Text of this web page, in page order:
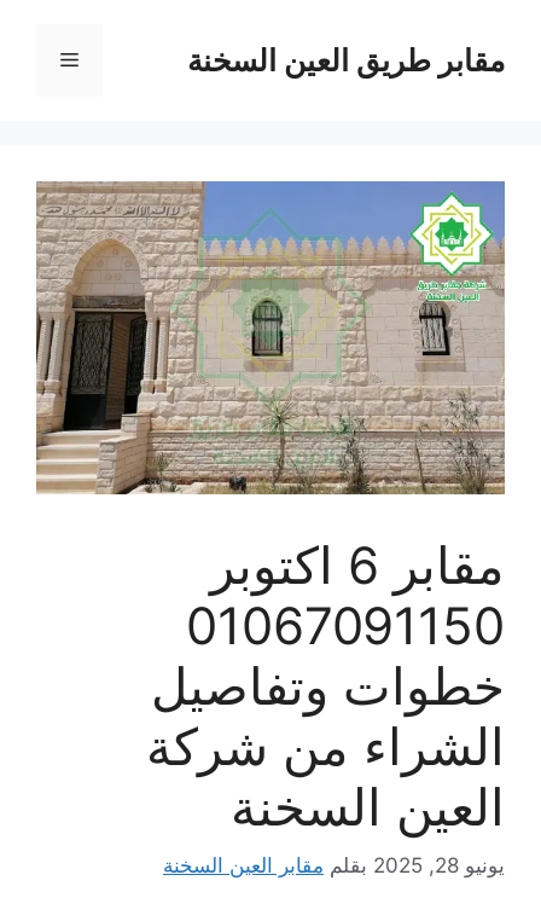
المحتوىمقابر طريق العين السخنة القائمة
مقابر 6 اكتوبر
01067091150
خطوات وتفاصيل
الشراء من شركة
العين السخنة
يونيو 28, 2025 بقلم مقابر العين السخنة